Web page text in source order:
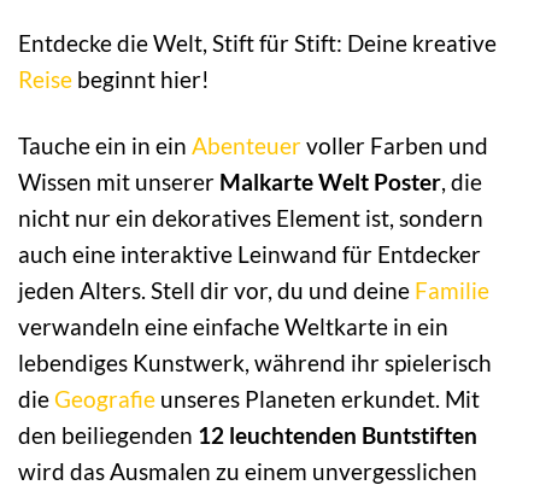
Entdecke die Welt, Stift für Stift: Deine kreative
Reise beginnt hier!
Tauche ein in ein Abenteuervoller Farben und
Wissen mit unserer Malkarte Welt Poster, die
nicht nur ein dekoratives Element ist, sondern
auch eine interaktive Leinwand für Entdecker
jeden Alters. Stell dir vor, du und deine Familie
verwandeln eine einfache Weltkarte in ein
lebendiges Kunstwerk, während ihr spielerisch
dieGeografie unseres Planeten erkundet. Mit
den beiliegenden 12 leuchtenden Buntstiften
wird das Ausmalen zu einem unvergesslichen